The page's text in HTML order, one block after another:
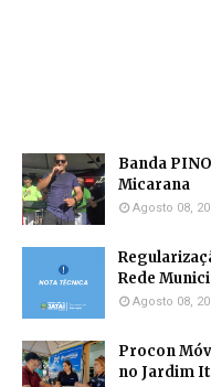
Banda
Micarana
Agosto 08,
Rede
Agosto 08,
Procon
no Jardim